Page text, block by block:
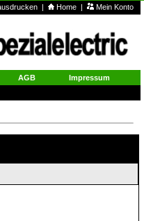
| Home | Mein Konto
AGB Impressum